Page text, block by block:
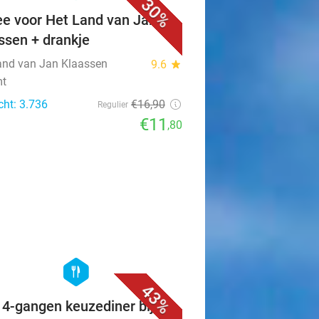
30%
voor Het Land van Jan
+ drankje
van Jan Klaassen 9.6 star
3.736
Regulier €16,90
€11 ,80
43%
hexagon
food
gangen keuzediner bij